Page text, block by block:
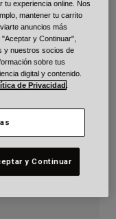
tu experiencia online. Nos
mantener tu carrito
anuncios más
y Continuar",
y nuestros socios de
sobre tus
digital y contenido.
de Privacidad
y Continuar